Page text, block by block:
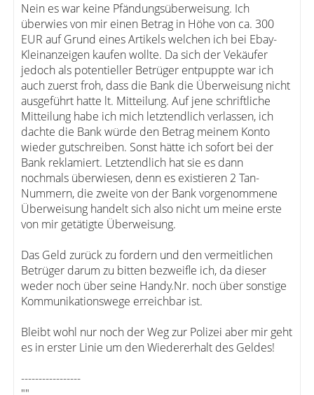
Nein es war keine Pfändungsüberweisung. Ich
überwies von mir einen Betrag in Höhe von ca. 300
EUR auf Grund eines Artikels welchen ich bei Ebay-
Kleinanzeigen kaufen wollte. Da sich der Vekäufer
jedoch als potentieller Betrüger entpuppte war ich
auch zuerst froh, dass die Bank die Überweisung nicht
ausgeführt hatte lt. Mitteilung. Auf jene schriftliche
Mitteilung habe ich mich letztendlich verlassen, ich
dachte die Bank würde den Betrag meinem Konto
wieder gutschreiben. Sonst hätte ich sofort bei der
Bank reklamiert. Letztendlich hat sie es dann
nochmals überwiesen, denn es existieren 2 Tan-
Nummern, die zweite von der Bank vorgenommene
Überweisung handelt sich also nicht um meine erste
von mir getätigte Überweisung.
Das Geld zurück zu fordern und den vermeitlichen
Betrüger darum zu bitten bezweifle ich, da dieser
weder noch über seine Handy.Nr. noch über sonstige
Kommunikationswege erreichbar ist.
Bleibt wohl nur noch der Weg zur Polizei aber mir geht
es in erster Linie um den Wiedererhalt des Geldes!
-----------------